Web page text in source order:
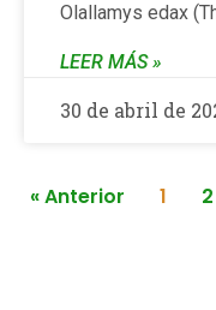
Olallamys edax
LEER MÁS »
30 de abril de
« Anterior 1 2